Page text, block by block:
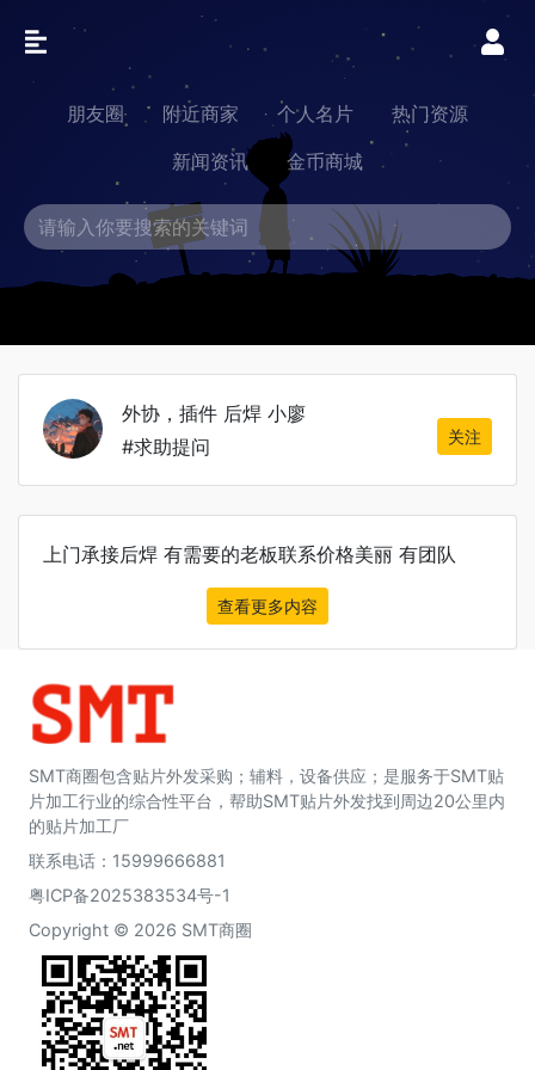
朋友圈 附近商家 个人名片
热门资源
新闻资讯
金币商城
外协，插件 后焊 小廖
#求助提问
关注
上门承接后焊 有需要的老板联系价格美丽 有团队
查看更多内容
SMT商圈包含贴片外发采购；辅料，设备供应；是服务于SMT贴
片加工行业的综合性平台，帮助SMT贴片外发找到周边20公里内
的贴片加工厂
联系电话：15999666881
粤ICP备2025383534号-1
Copyright © 2026 SMT商圈